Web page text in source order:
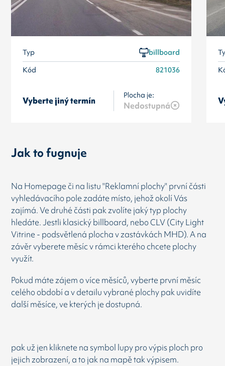
Typ
billboard
Kód
821036
Vyberte jiný termín
Plocha je:
Nedostupná
Jak to fugnuje
Na Homepage či na listu "Reklamní plochy" první části
vyhledávacího pole zadáte místo, jehož okolí Vás
zajímá. Ve druhé části pak zvolíte jaký typ plochy
hledáte. Jestli klasický billboard, nebo CLV (City Light
Vitrine - podsvětlená plocha v zastávkách MHD). A na
závěr vyberete měsíc v rámci kterého chcete plochy
využít.
Pokud máte zájem o více měsíců, vyberte první měsíc
celého období a v detailu vybrané plochy pak uvidíte
další měsíce, ve kterých je dostupná.
pak už jen kliknete na symbol lupy pro výpis ploch pro
jejich zobrazení, a to jak na mapě tak výpisem.